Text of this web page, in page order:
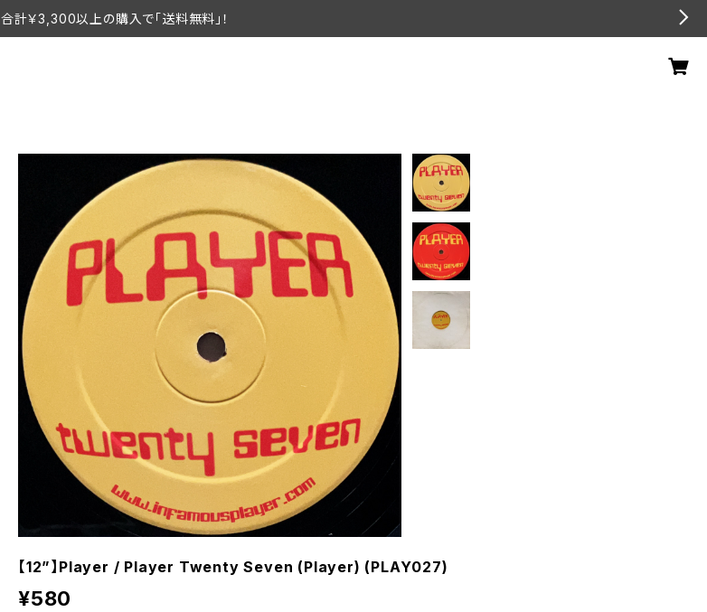
合計￥3,300以上の購入で「送料無料」！
【12”】Player / Player Twenty Seven (Player) (PLAY027)
¥580